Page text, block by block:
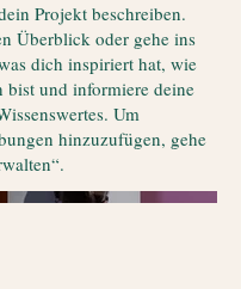
Projekt beschreiben.
Überblick oder gehe ins
dich inspiriert hat, wie
bist und informiere deine
Um
hinzuzufügen, gehe